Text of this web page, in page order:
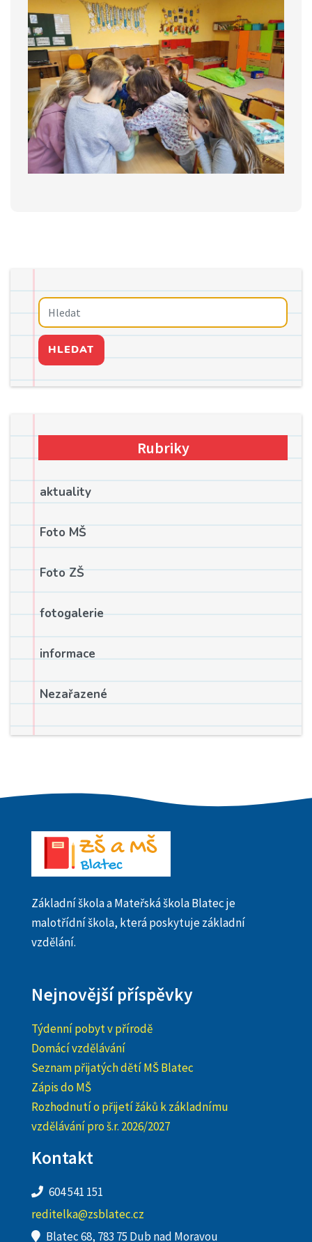
HLEDAT
Rubriky
aktuality
Foto MŠ
Foto ZŠ
fotogalerie
informace
Nezařazené
Základní škola a Mateřská škola Blatec je
malotřídní škola, která poskytuje základní
vzdělání.
Nejnovější příspěvky
Týdenní pobyt v přírodě
Domácí vzdělávání
Seznam přijatých dětí MŠ Blatec
Zápis do MŠ
Rozhodnutí o přijetí žáků k základnímu
vzdělávání pro š.r. 2026/2027
Kontakt
604 541 151
reditelka@zsblatec.cz
Blatec 68, 783 75 Dub nad Moravou